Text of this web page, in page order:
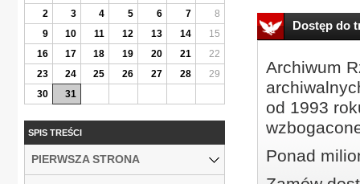
Dostęp do
Archiwum
od 1993
Ponad
2
3 4 5 6 7
8
9
10 11 12 13 14
15
16
17 18 19 20 21
22
23
24 25 26 27 28
29
30
31
SPIS TREŚCI
PIERWSZA STRONA